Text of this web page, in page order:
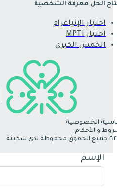
الحل معرفة الشخصية
اختبار الإنياغرام
اختبار MPTI
الخمس الكبرى
الخصوصية
و الأحكام
الإسم